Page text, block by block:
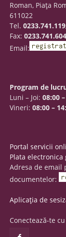
Roman, Piaţa
611022
Tel.
Fax: 0233.741.604
Email:
Program de
Luni – Joi: 08:00
Vineri: 08:00 –
Portal servicii
Plata electronica
Adresa de
documentelor:
Aplicația de
Conectează-te